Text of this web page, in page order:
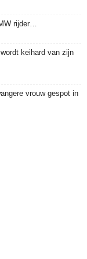
rijder…
keihard van zijn
vrouw gespot in